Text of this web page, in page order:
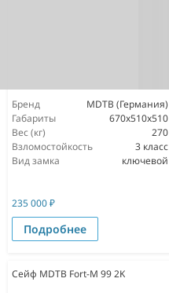
Бренд
MDTB (Германия)
Габариты
670x510x510
Вес (кг)
270
Взломостойкость
3 класс
Вид замка
ключевой
235 000₽
Подробнее
Сейф MDTB Fort-M 99 2K